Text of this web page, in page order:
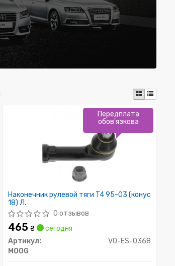
Наконечник рулевой тяги T4 95-03 (конус
18) Л.
0 отзывов
465₴
сегодня
Артикул:
VO-ES-0368
MOOG
Передплата
обов'язкова